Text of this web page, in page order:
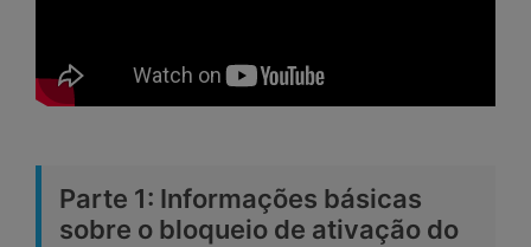
Parte 1: Informações básicas
sobre o bloqueio de ativação do